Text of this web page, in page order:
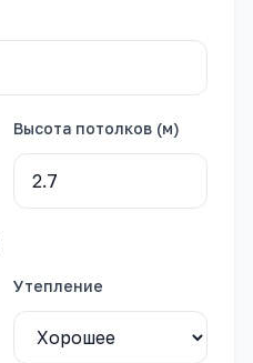
Высота потолков (м)
Утепление